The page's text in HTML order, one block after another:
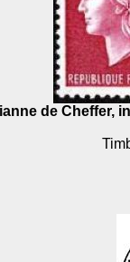
de Cheffer,